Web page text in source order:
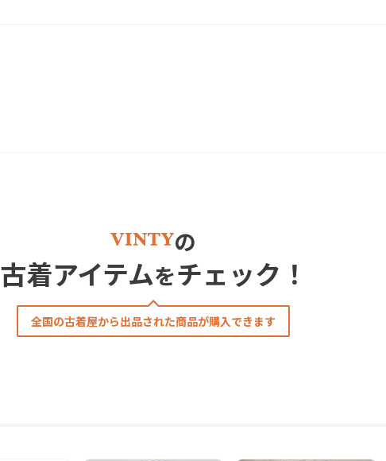
の
古着アイテムをチェック！
全国の古着屋から出品された商品が購入できます